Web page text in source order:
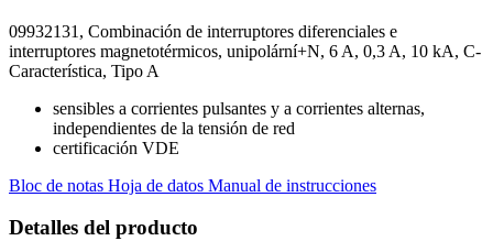
09932131, Combinación de interruptores diferenciales e
interruptores magnetotérmicos, unipolární+N, 6 A, 0,3 A, 10 kA, C-
Característica, Tipo A
sensibles a corrientes pulsantes y a corrientes alternas,
independientes de la tensión de red
certificación VDE
Bloc de notas Hoja de datos Manual de instrucciones
Detalles del producto